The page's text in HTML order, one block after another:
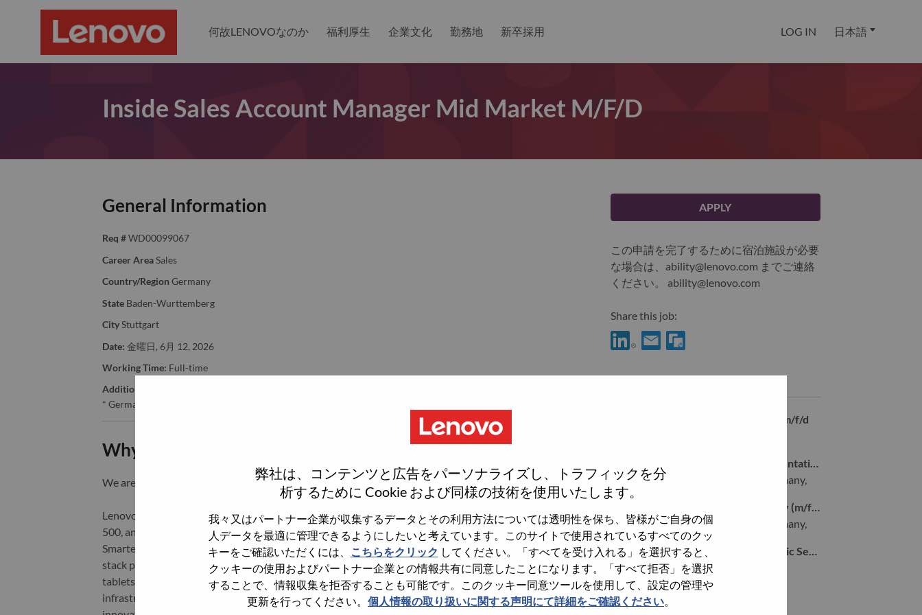
弊社は、コンテンツと広告をパーソナライズし、トラフィックを分
析するために Cookie および同様の技術を使用いたします。
我々又はパートナー企業が収集するデータとその利用方法については透明性を保ち、皆様がご自身の個
人データを最適に管理できるようにしたいと考えています。このサイトで使用されているすべてのクッ
キーをご確認いただくには、
こちらをクリック してください。「すべてを受け入れる」を選択すると、
クッキーの使用およびパートナー企業との情報共有に同意したことになります。「すべて拒否」を選択
することで、情報収集を拒否することも可能です。このクッキー同意ツールを使用して、設定の管理や
更新を行ってください。 個人情報の取り扱いに関する声明にて詳細をご確認ください。
何故LENOVOなのか 福利厚生 企業文化 勤務地 新卒採用 LOG IN 日本語
Inside Sales Account Manager Mid Market M/f/d
General Information
Req # WD00099067
Career Area Sales
Country/Region Germany
State Baden-Wurttemberg
City Stuttgart
Date: 金曜日, 6月 12, 2026
Working Time: Full-time
Additional Locations
* Germany
Why Work at Lenovo
We are Lenovo. We do what we say. We own what we do. We WOW our customers.
Lenovo is a US$83 billion revenue global technology powerhouse, ranked #153 in the Fortune Global
500, and serving millions of customers every day in 180 markets. Focused on a bold vision to deliver
Smarter Technology for All, Lenovo has built on its success as the world’s largest PC company with a full-
stack portfolio of AI-enabled, AI-ready, and AI-optimized devices (PCs, workstations, smartphones,
tablets), infrastructure (server, storage, edge, high performance computing and software defined
infrastructure), software, solutions, and services. Lenovo’s continued investment in world-changing
APPLY
この申請を完了するために宿泊施設が必要
な場合は、ability@lenovo.com までご連絡
ください。 ability@lenovo.com
Share this job:
Similar jobs
Technical Sales Solutions Architect m/f/d
Global Account Inside Sales Representative Germany (m/f/d)
Stuttgart, Baden-Wurttemberg, Germany,
Data Center Solution Sales Germany (m/f/d)
Stuttgart, Baden-Wurttemberg, Germany,
Senior Key Account Manager – Public Sector (South Germany) (m/f/d)
Stuttgart, Germany,
全てを見る